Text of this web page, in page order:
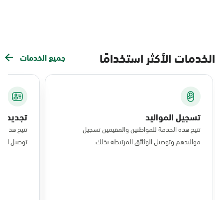
الخدمات الأكثر استخدامًا جميع الخدمات
تسجيل المواليد
تتيح هذه الخدمة للمواطنين والمقيمين تسجيل
مواليدهم وتوصيل الوثائق المرتبطة بذلك.
تجديد
تتيح هذه
توصيل